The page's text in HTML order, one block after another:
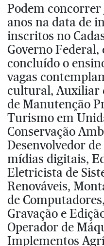
Podem concorrer
anos na data de
inscritos no
Governo Federal,
concluído o
vagas
cultural, Auxiliar
de Manutenção
Turismo em
Conservação
Desenvolvedor
mídias digitais,
Eletricista de
Renováveis,
de
Gravação e
Operador de
Implementos